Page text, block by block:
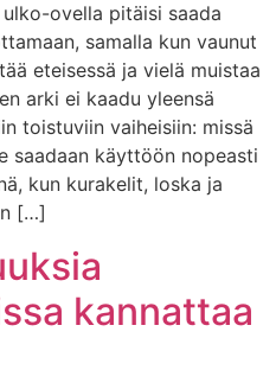
ovella pitäisi saada
samalla kun vaunut
eteisessä ja vielä muistaa
arki ei kaadu yleensä
toistuviin vaiheisiin: missä
saadaan käyttöön nopeasti
kun kurakelit, loska ja
[…]
kannattaa